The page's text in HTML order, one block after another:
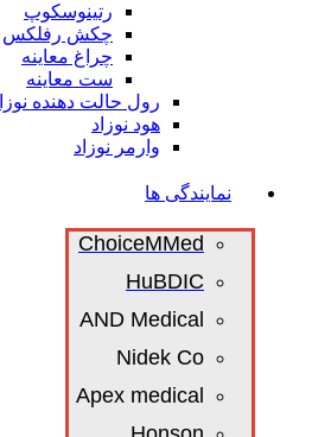
رتینوسکوپ
چکش رفلکس
چراغ معاینه
ست معاینه
رول حالت دهنده
هود نوزاد
وارمر نوزاد
نمایندگی ها
ChoiceMMed
HuBDIC
AND Medical
Nidek Co
Apex medical